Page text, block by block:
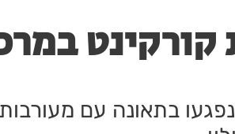
בת 15 ואישה נוספת בת 30, נפגעו בתאונה